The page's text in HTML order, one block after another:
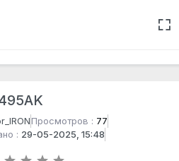
Просмотров : 77
: 29-05-2025, 15:48